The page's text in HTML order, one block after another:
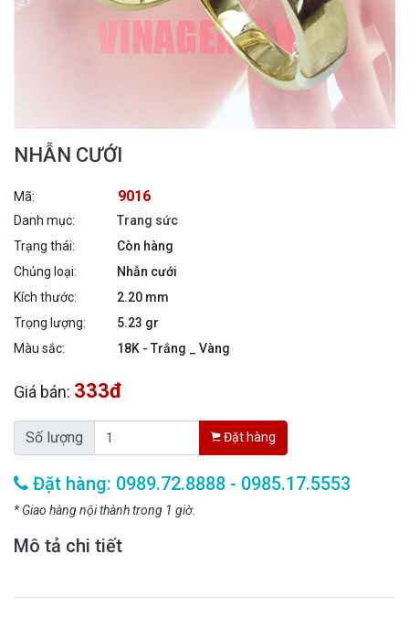
NHẪN CƯỚI
Mã: 9016
Danh mục:
Trang sức
Trạng thái:
Còn hàng
Chủng loại:
Nhẫn cưới
Kích thước:
2.20 mm
Trọng lượng:
5.23 gr
Màu sắc:
18K - Trắng _ Vàng
Giá bán: 333đ
Số lượng Đặt hàng
Đặt hàng: 0989.72.8888 - 0985.17.5553
* Giao hàng nội thành trong 1 giờ.
Mô tả chi tiết